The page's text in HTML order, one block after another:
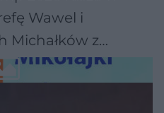
Wawel i
Michałków z